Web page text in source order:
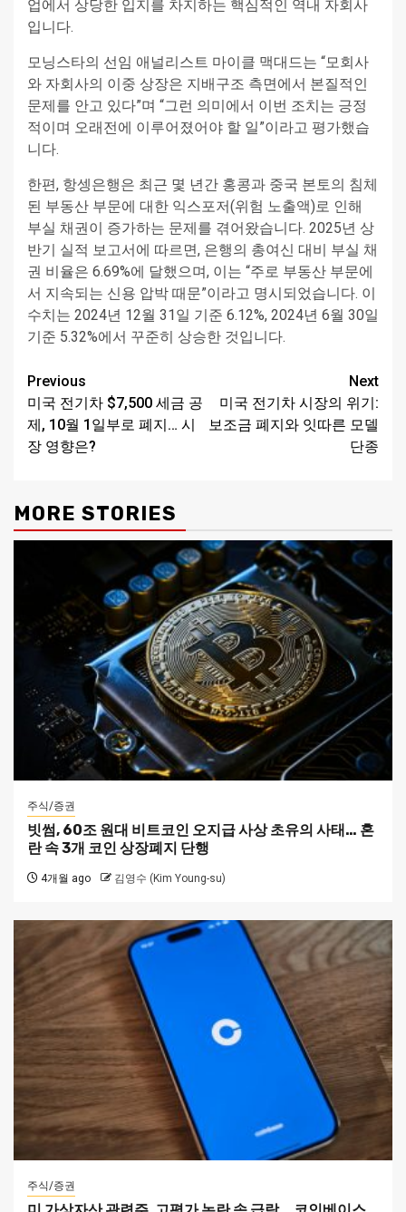
업에서 상당한 입지를 차지하는 핵심적인 역내 자회사
입니다.
모닝스타의 선임 애널리스트 마이클 맥대드는 “모회사
와 자회사의 이중 상장은 지배구조 측면에서 본질적인
문제를 안고 있다”며 “그런 의미에서 이번 조치는 긍정
적이며 오래전에 이루어졌어야 할 일”이라고 평가했습
니다.
한편, 항셍은행은 최근 몇 년간 홍콩과 중국 본토의 침체
된 부동산 부문에 대한 익스포저(위험 노출액)로 인해
부실 채권이 증가하는 문제를 겪어왔습니다. 2025년 상
반기 실적 보고서에 따르면, 은행의 총여신 대비 부실 채
권 비율은 6.69%에 달했으며, 이는 “주로 부동산 부문에
서 지속되는 신용 압박 때문”이라고 명시되었습니다. 이
수치는 2024년 12월 31일 기준 6.12%, 2024년 6월 30일
기준 5.32%에서 꾸준히 상승한 것입니다.
Continue
Reading
Previous
미국 전기차 $7,500 세금 공
제, 10월 1일부로 폐지… 시
장 영향은?
Next
미국 전기차 시장의 위기:
보조금 폐지와 잇따른 모델
단종
MORE STORIES
주식/증권
빗썸, 60조 원대 비트코인 오지급 사상 초유의 사태… 혼
란 속 3개 코인 상장폐지 단행
4개월 ago 김영수 (Kim Young-su)
주식/증권